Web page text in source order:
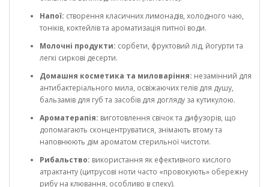
Напої: створення класичних лимонадів, холодного чаю,
тоніків, коктейлів та ароматизація питної води.
Молочні продукти: сорбети, фруктовий лід, йогурти та
легкі сиркові десерти.
Домашня косметика та миловаріння: незамінний для
антибактеріального мила, освіжаючих гелів для душу,
бальзамів для губ та засобів для догляду за кутикулою.
Ароматерапія: виготовлення свічок та дифузорів, що
допомагають сконцентруватися, знімають втому та
наповнюють дім ароматом стерильної чистоти.
Рибальство: використання як ефективного кислого
атрактанту (цитрусові ноти часто «провокують» обережну
рибу на клювання, особливо в спеку).